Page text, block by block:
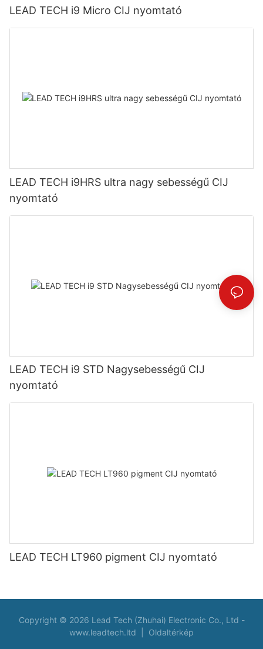
LEAD TECH i9 Micro CIJ nyomtató
LEAD TECH i9HRS ultra nagy sebességű CIJ
nyomtató
LEAD TECH i9 STD Nagysebességű CIJ
nyomtató
LEAD TECH LT960 pigment CIJ nyomtató
Copyright © 2026 Lead Tech (Zhuhai) Electronic Co., Ltd -
www.leadtech.ltd
Oldaltérkép